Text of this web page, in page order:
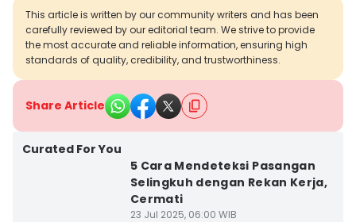
This article is written by our community writers and has been
carefully reviewed by our editorial team. We strive to provide
the most accurate and reliable information, ensuring high
standards of quality, credibility, and trustworthiness.
Share Article
Curated For You
5 Cara Mendeteksi Pasangan
Selingkuh dengan Rekan Kerja,
Cermati
23 Jul 2025, 06:00 WIB